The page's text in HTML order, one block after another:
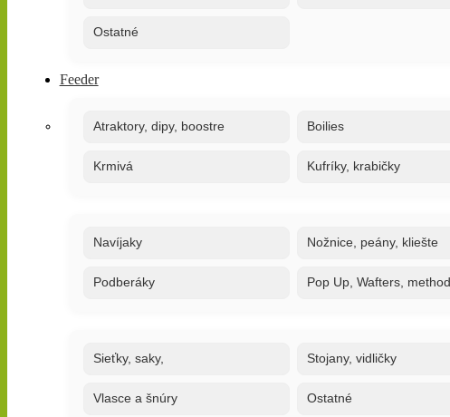
Ostatné
Feeder
Atraktory, dipy, boostre Boilies
Krmivá Kufríky, krabičky
Navíjaky Nožnice, peány, kliešte
Podberáky Pop Up, Wafters, method
Sieťky, saky, Stojany, vidličky
Vlasce a šnúry Ostatné